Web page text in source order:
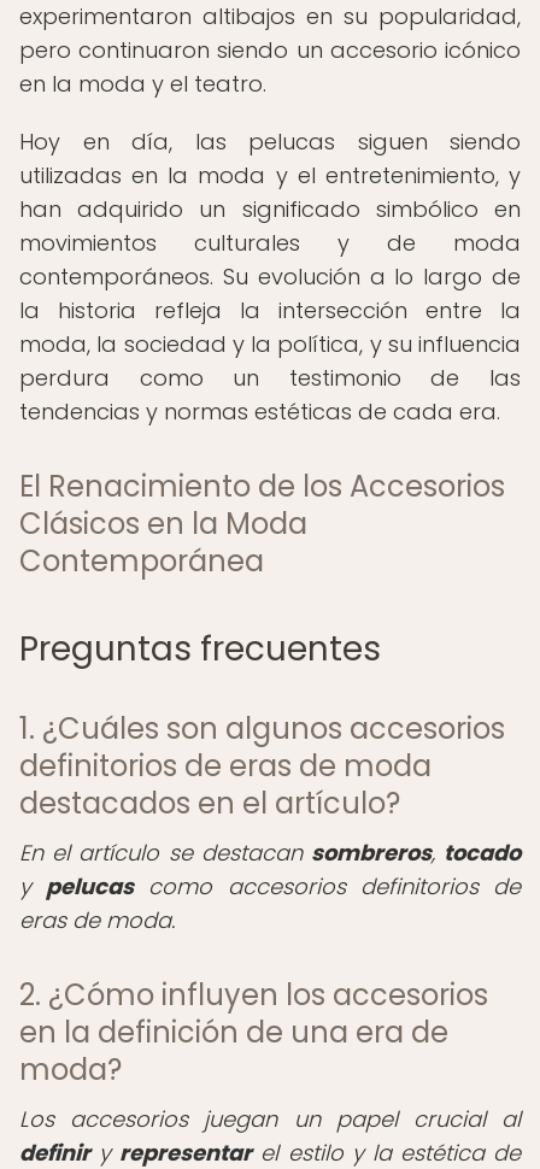
experimentaron altibajos en su popularidad,
pero continuaron siendo un accesorio icónico
en la moda y el teatro.
Hoy en día, las pelucas siguen siendo
utilizadas en la moda y el entretenimiento, y
han adquirido un significado simbólico en
movimientos culturales y de moda
contemporáneos. Su evolución a lo largo de
la historia refleja la intersección entre la
moda, la sociedad y la política, y su influencia
perdura como un testimonio de las
tendencias y normas estéticas de cada era.
El Renacimiento de los Accesorios
Clásicos en la Moda
Contemporánea
Preguntas frecuentes
1. ¿Cuáles son algunos accesorios
definitorios de eras de moda
destacados en el artículo?
En el artículo se destacan sombreros, tocado
y pelucascomo accesorios definitorios de
eras de moda.
2. ¿Cómo influyen los accesorios
en la definición de una era de
moda?
Los accesorios juegan un papel crucial al
definiry representarel estilo y la estética de